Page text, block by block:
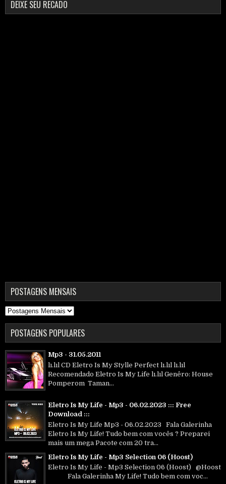
DEIXE SEU RECADO
POSTAGENS MENSAIS
POSTAGENS POPULARES
Mp3 - 31.05.2011
lı.lıl CD Eletro Is My Stylle Perfect lı.lıl lı.lıl
Recomendado Eletro Is My Life lı.lıl Genêro: House
Pomperom Taman...
Eletro Is My Life - Mp3 - 06.02.2023 ::: Free
Download :::
Eletro Is My Life Mp3 - 06.02.2023 Fala Galerinha
Eletro Is My Life! Tudo bem com vocês ? Preparei
mais um mega Pacote com 20 tra...
Eletro Is My Life - Mp3 Selection 06 (Hoost)
Eletro Is My Life - Mp3 Selection 06 (Hoost) @Hoost
Fala Galerinha My Life! Tudo bem com voc...